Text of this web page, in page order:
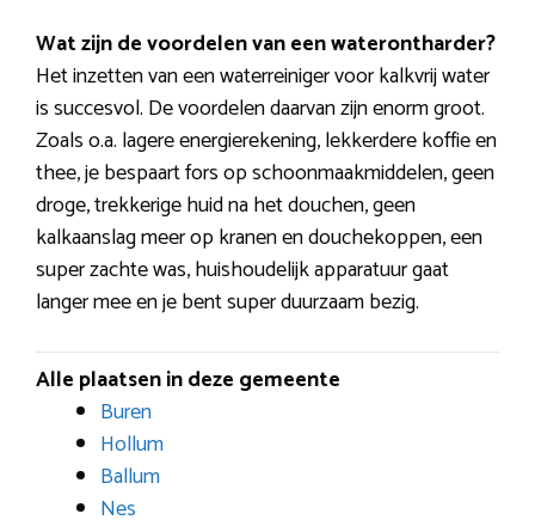
Wat zijn de voordelen van een waterontharder?
Het inzetten van een waterreiniger voor kalkvrij water
is succesvol. De voordelen daarvan zijn enorm groot.
Zoals o.a. lagere energierekening, lekkerdere koffie en
thee, je bespaart fors op schoonmaakmiddelen, geen
droge, trekkerige huid na het douchen, geen
kalkaanslag meer op kranen en douchekoppen, een
super zachte was, huishoudelijk apparatuur gaat
langer mee en je bent super duurzaam bezig.
Alle plaatsen in deze gemeente
Buren
Hollum
Ballum
Nes